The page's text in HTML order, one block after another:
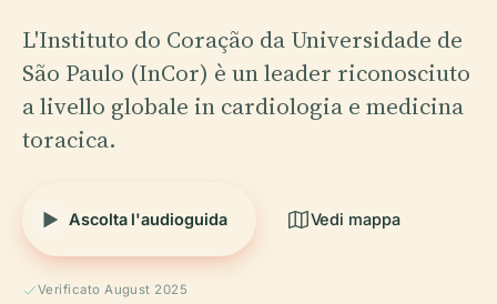
L'Instituto do Coração da Universidade de
São Paulo (InCor) è un leader riconosciuto
a livello globale in cardiologia e medicina
toracica.
Ascolta l'audioguida Vedi mappa
Verificato August 2025